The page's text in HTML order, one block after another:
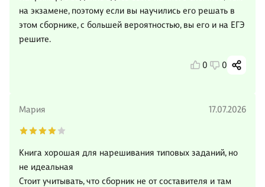
на экзамене, поэтому если вы научились его решать в
этом сборнике, с большей вероятностью, вы его и на ЕГЭ
решите.
0 0
Мария 17.07.2026
Книга хорошая для нарешивания типовых заданий, но
не идеальная
Стоит учитывать, что сборник не от составителя и там